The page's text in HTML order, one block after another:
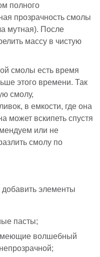
полного
прозрачность смолы
мутная). После
массу в чистую
смолы есть время
этого времени. Так
смолу,
в емкости, где она
может вскипеть спустя
или не
смолу по
элементы
пасты;
волшебный